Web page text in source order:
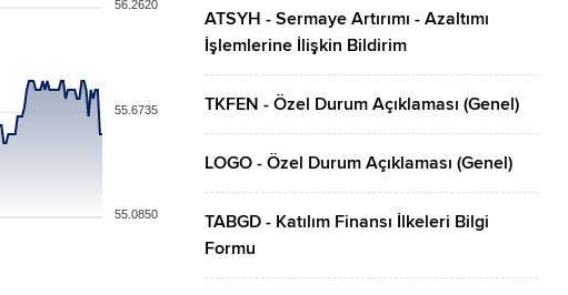
56.2620
55.6735
55.0850
ATSYH - Sermaye Artırımı - Azaltımı
İşlemlerine İlişkin Bildirim
TKFEN - Özel Durum Açıklaması (Genel)
LOGO - Özel Durum Açıklaması (Genel)
TABGD - Katılım Finansı İlkeleri Bilgi
Formu